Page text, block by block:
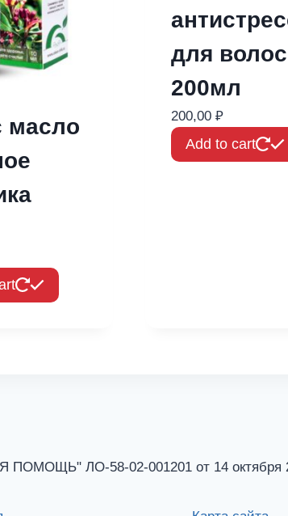
масло
для волос
200мл
200,00 ₽
Add to cart
ЛО-58-02-001201 от 14 октября